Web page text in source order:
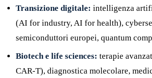
Transizione digitale: intelligenza
(AI for industry, AI for health),
semiconduttori europei, quantum
Biotech e life sciences: terapie
CAR-T), diagnostica molecolare,